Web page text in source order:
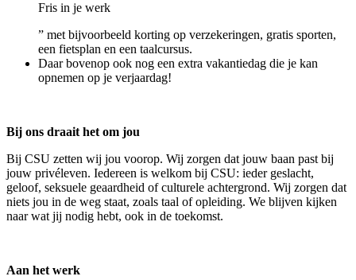
Fris in je werk
” met bijvoorbeeld korting op verzekeringen, gratis sporten,
een fietsplan en een taalcursus.
Daar bovenop ook nog een extra vakantiedag die je kan
opnemen op je verjaardag!
Bij ons draait het om jou
Bij CSU zetten wij jou voorop. Wij zorgen dat jouw baan past bij
jouw privéleven. Iedereen is welkom bij CSU: ieder geslacht,
geloof, seksuele geaardheid of culturele achtergrond. Wij zorgen dat
niets jou in de weg staat, zoals taal of opleiding. We blijven kijken
naar wat jij nodig hebt, ook in de toekomst.
Aan het werk